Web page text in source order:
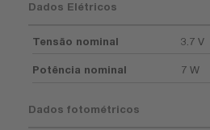
Dados Elétricos
Tensão nominal 3.7 V
Potência nominal 7 W
Dados fotométricos